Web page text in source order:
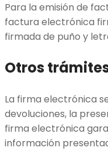
Para la emisión de
factura electrónica
firmada de puño y
Otros
La firma electrónica
devoluciones, la
firma electrónica
información